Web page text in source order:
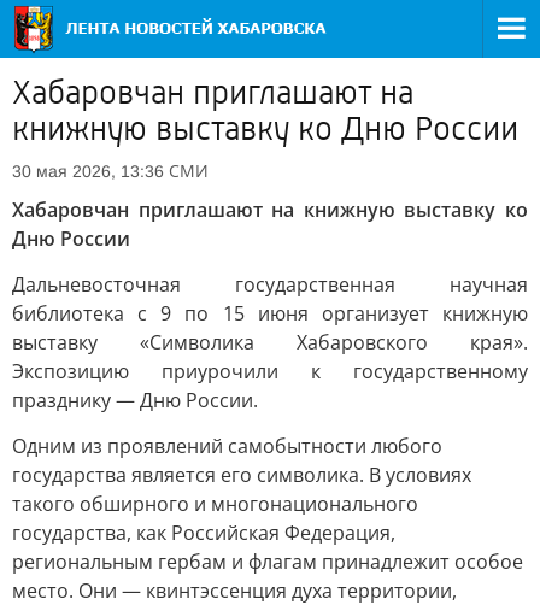
Хабаровчан приглашают на
книжную выставку ко Дню России
30 мая 2026, 13:36 СМИ
Хабаровчан приглашают на книжную выставку ко
Дню России
Дальневосточная государственная научная
библиотека с 9 по 15 июня организует книжную
выставку «Символика Хабаровского края».
Экспозицию приурочили к государственному
празднику — Дню России.
Одним из проявлений самобытности любого
государства является его символика. В условиях
такого обширного и многонационального
государства, как Российская Федерация,
региональным гербам и флагам принадлежит особое
место. Они — квинтэссенция духа территории,